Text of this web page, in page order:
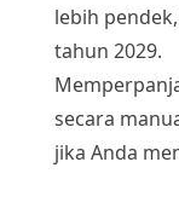
lebih
tahun 2029.
secara
jika Anda